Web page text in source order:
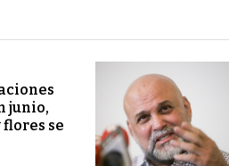
junio,
flores se